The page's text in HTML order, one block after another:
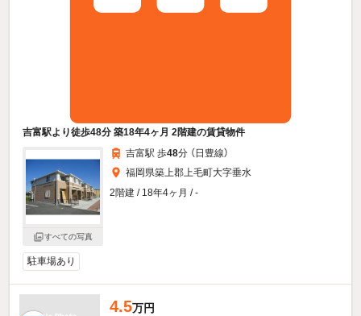
吉富駅より徒歩48分 築18年4ヶ月 2階建の賃貸物件
すべての写真
吉富駅 歩48分 （日豊線）
福岡県築上郡上毛町大字垂水
2階建 / 18年4ヶ月 / -
駐車場あり
4.5万円